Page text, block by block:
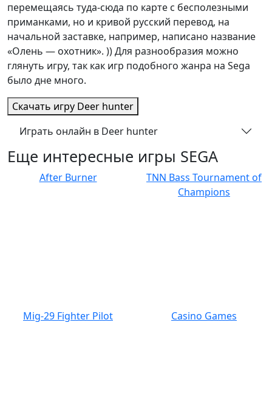
перемещаясь туда-сюда по карте с бесполезными
приманками, но и кривой русский перевод, на
начальной заставке, например, написано название
«Олень — охотник». )) Для разнообразия можно
глянуть игру, так как игр подобного жанра на Sega
было дне много.
Скачать игру Deer hunter
Играть онлайн в Deer hunter
Еще интересные игры SEGA
After Burner
TNN Bass Tournament of
Champions
Mig-29 Fighter Pilot Casino Games